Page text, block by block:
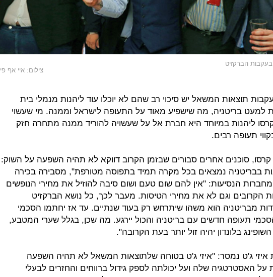
הברקזיט
צילום: איי אף פי
תוצאות המשאל יש סיכוי רב שהם לא יוכלו עוד ליהנות מנמלי בית
למעט בריטניה, מה שישפיע מאוד על התעופה לישראל וממנה. מי שעשוי
ליהנות במיוחד היא חברת אל על שעשויה להוריד ממנה מתחרה חזק
תעופה רבים.
סוכנים אחרים סבורים שבזמן הקרוב דווקא לא תהיה השפעה על השוק:
בבריטניה נמצאים בכל מקרה תמיד בתפוסה מטורפת", מסבירה בכירה
הנסיעות: "אין להם שום טעם ושום סיבה להוזיל את מחירי הנופשים
הקרובים וגם לא את מחירי הטיסות. מעבר לכך, כל נושא הברקזיט
מבריטניה הוא משהו שיתרחש רק בעוד שנתיים. עד אז יחתמו הסכמי
תעופה חדשים עם בריטניה והכול יירגע. מה שכן, בגלל שערי המטבע,
בלונדון יהיה זול יותר בעת הקרובה".
איזי ג'ט נמסר: "איזי ג'ט בטוחה שלתוצאות המשאל לא תהיה השפעה
על האסטרטגיה שלה ועל יכולתה לספק גידול ברווחים והחזרים לבעלי